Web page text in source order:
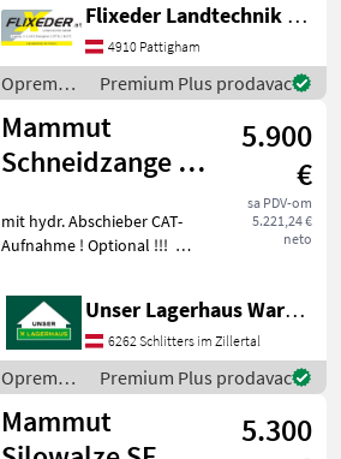
Volumen 1, 05 m³
Eigengewicht 655 kg mit
Euroaufnahme und
Maisblech Weitere
Aufnahmen auf Wu
Flixeder Landtechnik GmbH
4910 Pattigham
Oprema
za
hranidbu
životinja /
Mammut
Premium Plus prodavac
Mammut
Schneidzange SC
5.900
€
sa PDV-om
5.221,24 €
neto
mit hydr. Abschieber CAT-
Aufnahme ! Optional !!! mit
za hranidbu životinja
Rezalice silažnih blokova
Unser Lagerhaus Warenhandelsges.m.b.H.
6262 Schlitters im Zillertal
Oprema
za
hranidbu
životinja /
Premium Plus prodavac
Mammut
5.300